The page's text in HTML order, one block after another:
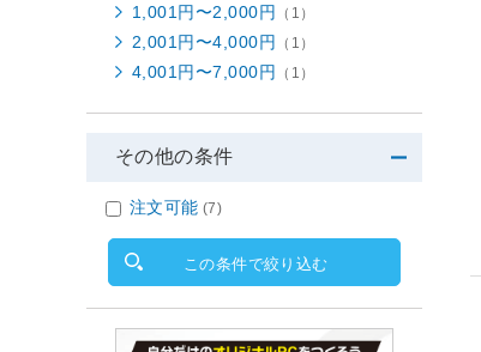
1,001円〜2,000円 （1）
2,001円〜4,000円 （1）
4,001円〜7,000円 （1）
その他の条件
注文可能 (7)
この条件で絞り込む